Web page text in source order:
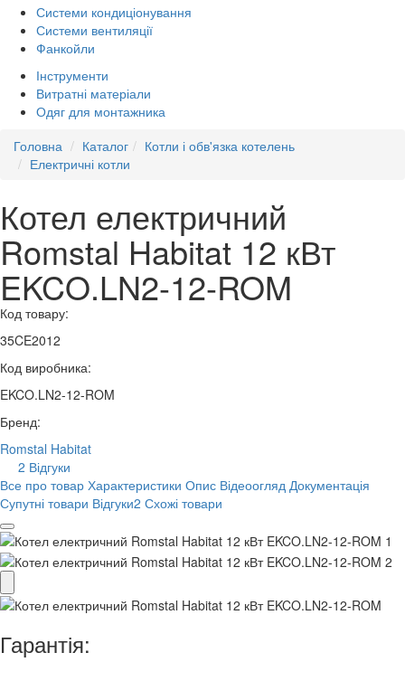
Системи кондиціонування
Системи вентиляції
Фанкойли
Інструменти
Витратні матеріали
Одяг для монтажника
Головна
Каталог
Котли і обв'язка котелень
Електричні котли
Котел електричний
Romstal Habitat 12 кВт
EKCO.LN2-12-ROM
Код товару:
35CE2012
Код виробника:
EKCO.LN2-12-ROM
Бренд:
Romstal Habitat
2 Відгуки
Все про товар Характеристики Опис Відеоогляд Документація
Супутні товари Відгуки2 Схожі товари
Гарантія: